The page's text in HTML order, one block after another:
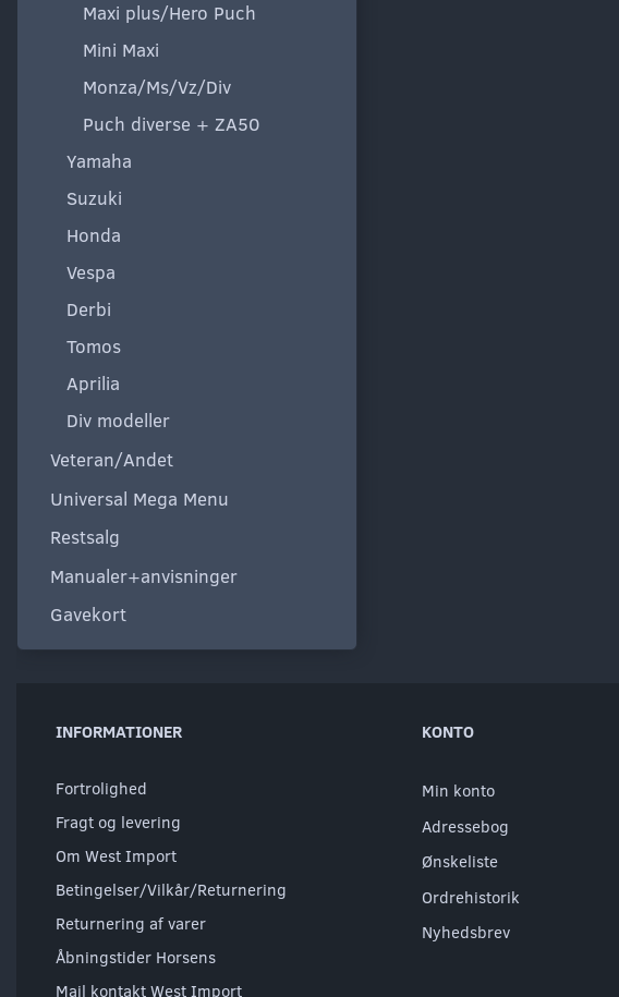
Maxi plus/Hero Puch
Mini Maxi
Monza/Ms/Vz/Div
Puch diverse + ZA50
Yamaha
Suzuki
Honda
Vespa
Derbi
Tomos
Aprilia
Div modeller
Veteran/Andet
Universal Mega Menu
Restsalg
Manualer+anvisninger
Gavekort
INFORMATIONER
Fortrolighed
Fragt og levering
Om West Import
Betingelser/Vilkår/Returnering
Returnering af varer
Åbningstider Horsens
Mail kontakt West Import
KONTO
Min konto
Adressebog
Ønskeliste
Ordrehistorik
Nyhedsbrev